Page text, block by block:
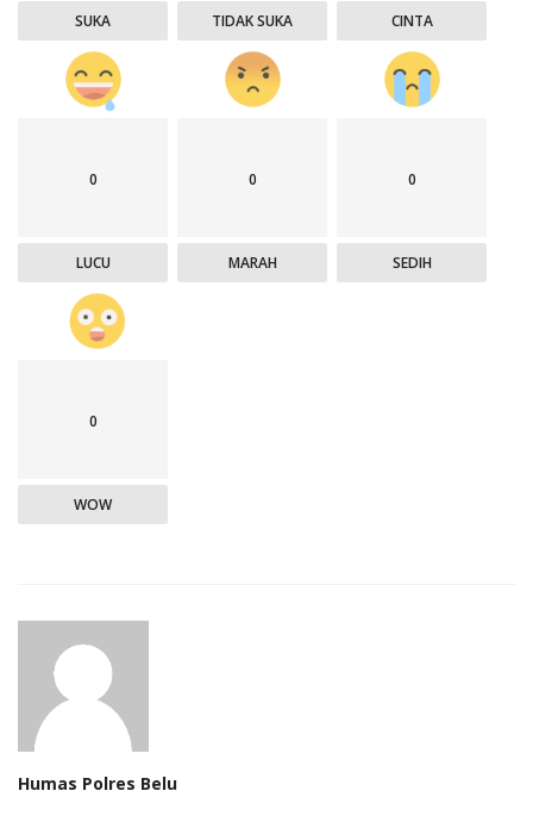
SUKA TIDAK SUKA CINTA
0
LUCU
0
MARAH
0
SEDIH
0
WOW
Humas Polres Belu